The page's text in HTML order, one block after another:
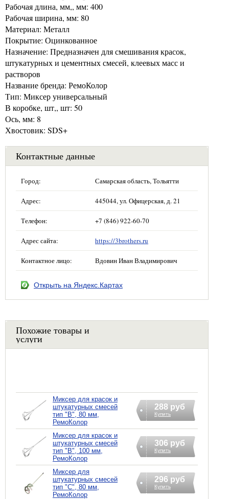
Рабочая длина, мм,, мм: 400
Рабочая ширина, мм: 80
Материал: Металл
Покрытие: Оцинкованное
Назначение: Предназначен для смешивания красок,
штукатурных и цементных смесей, клеевых масс и
растворов
Название бренда: РемоКолор
Тип: Миксер универсальный
В коробке, шт,, шт: 50
Ось, мм: 8
Хвостовик: SDS+
Контактные данные
Город: Самарская область, Тольятти
Адрес: 445044, ул. Офицерская, д. 21
Телефон: +7 (846) 922-60-70
Адрес сайта: https://3brothers.ru
Контактное лицо: Вдовин Иван Владимирович
Открыть на Яндекс.Картах
Похожие товары и
услуги
Миксер для красок и
штукатурных смесей
тип "В", 80 мм,
РемоКолор
288 руб
Купить
Миксер для красок и
штукатурных смесей
тип "В", 100 мм,
РемоКолор
306 руб
Купить
Миксер для
штукатурных смесей
тип "С", 80 мм,
РемоКолор
296 руб
Купить